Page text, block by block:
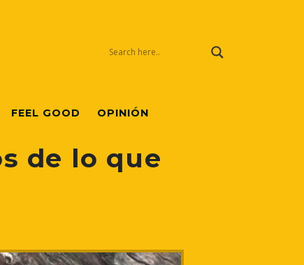
FEEL GOOD OPINIÓN
de lo que